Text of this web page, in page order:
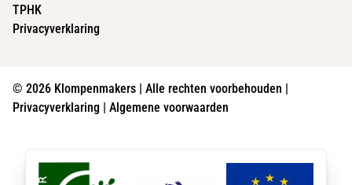
TPHK
Privacyverklaring
© 2026 Klompenmakers | Alle rechten voorbehouden |
Privacyverklaring
Algemene voorwaarden